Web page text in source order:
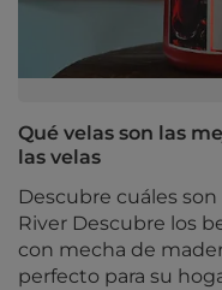
Qué velas son las
las velas
Descubre cuáles
River Descubre los
con mecha de
perfecto para su